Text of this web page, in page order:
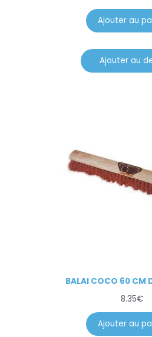
Ajouter au
Ajouter au
BALAI COCO 60 CM
8.35€
Ajouter au